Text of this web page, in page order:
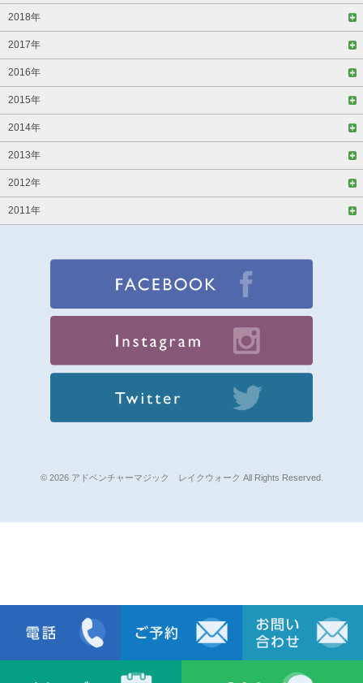
2018年
2017年
2016年
2015年
2014年
2013年
2012年
2011年
© 2026 アドベンチャーマジック レイクウォーク All Rights Reserved.